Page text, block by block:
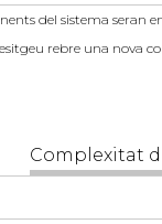
del sistema seran
rebre una nova
Complexitat